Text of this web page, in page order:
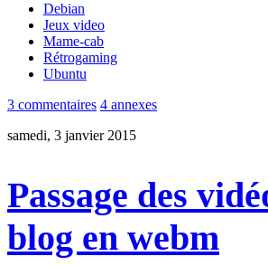
Debian
Jeux video
Mame-cab
Rétrogaming
Ubuntu
3 commentaires 4 annexes
samedi, 3 janvier 2015
Passage des
blog en webm